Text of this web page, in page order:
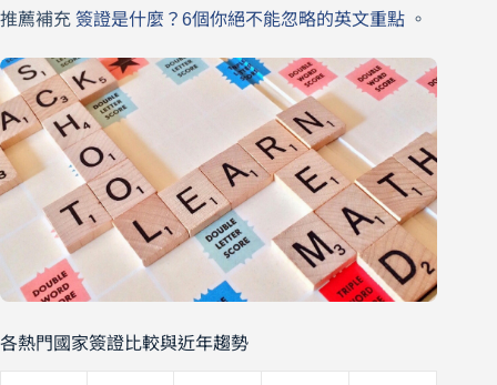
推薦補充 簽證是什麼？6個你絕不能忽略的英文重點 。
各熱門國家簽證比較與近年趨勢